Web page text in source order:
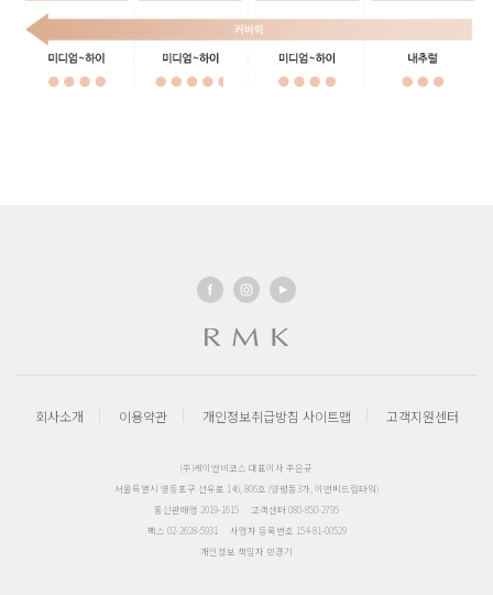
회사소개 이용약관 개인정보취급방침 사이트맵 고객지원센터
(주)케이엔비코스 대표이사 주은규
서울특별시 영등포구 선유로 146, 806호 (양평동3가, 이앤씨드림타워)
통신판매업 2019-1615
고객센터 080-850-2795
팩스 02-2628-5931
사업자 등록번호 154-81-00529
개인정보 책임자 민경기